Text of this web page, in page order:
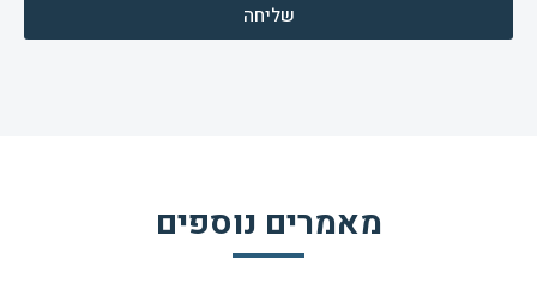
שליחה
מאמרים נוספים